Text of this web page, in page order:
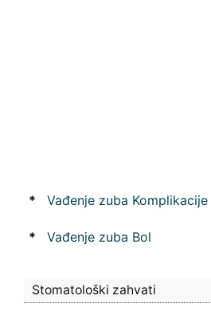
* Vađenje zuba Komplikacije
* Vađenje zuba Bol
Stomatološki zahvati